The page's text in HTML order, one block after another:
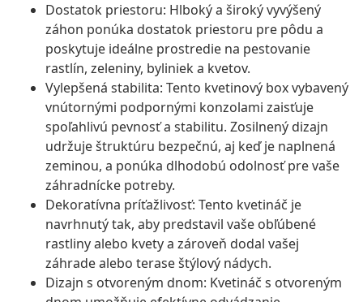
Dostatok priestoru: Hlboký a široký vyvýšený
záhon ponúka dostatok priestoru pre pôdu a
poskytuje ideálne prostredie na pestovanie
rastlín, zeleniny, byliniek a kvetov.
Vylepšená stabilita: Tento kvetinový box vybavený
vnútornými podpornými konzolami zaisťuje
spoľahlivú pevnosť a stabilitu. Zosilnený dizajn
udržuje štruktúru bezpečnú, aj keď je naplnená
zeminou, a ponúka dlhodobú odolnosť pre vaše
záhradnícke potreby.
Dekoratívna príťažlivosť: Tento kvetináč je
navrhnutý tak, aby predstavil vaše obľúbené
rastliny alebo kvety a zároveň dodal vašej
záhrade alebo terase štýlový nádych.
Dizajn s otvoreným dnom: Kvetináč s otvoreným